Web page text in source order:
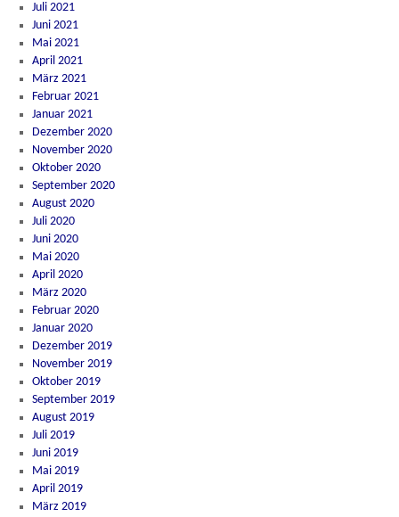
Juli 2021
Juni 2021
Mai 2021
April 2021
März 2021
Februar 2021
Januar 2021
Dezember 2020
November 2020
Oktober 2020
September 2020
August 2020
Juli 2020
Juni 2020
Mai 2020
April 2020
März 2020
Februar 2020
Januar 2020
Dezember 2019
November 2019
Oktober 2019
September 2019
August 2019
Juli 2019
Juni 2019
Mai 2019
April 2019
März 2019